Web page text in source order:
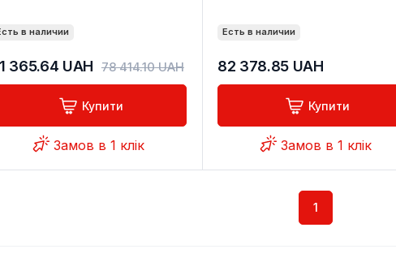
в наличии
365.64 UAH 78 414.10UAH
Купити
Замов в 1 клік
Есть в наличии
82 378.85UAH
Купити
Замов в 1 клік
1